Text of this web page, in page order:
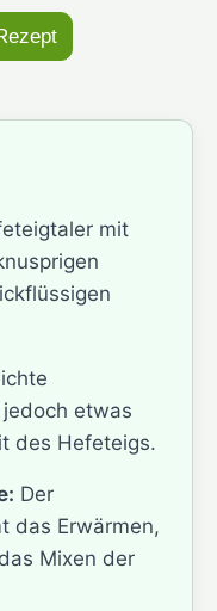
mit
etwas
des Hefeteigs.
Der
das Erwärmen,
Mixen der